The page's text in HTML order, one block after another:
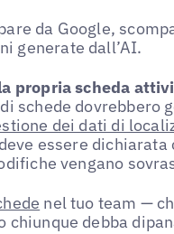
da Google,
generate dall’AI.
propria scheda
schede dovrebbero
dei dati di
essere dichiarata
vengano
nel tuo team —
debba